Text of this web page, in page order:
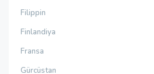
Filippin
Finlandiya
Fransa
Gürcüstan